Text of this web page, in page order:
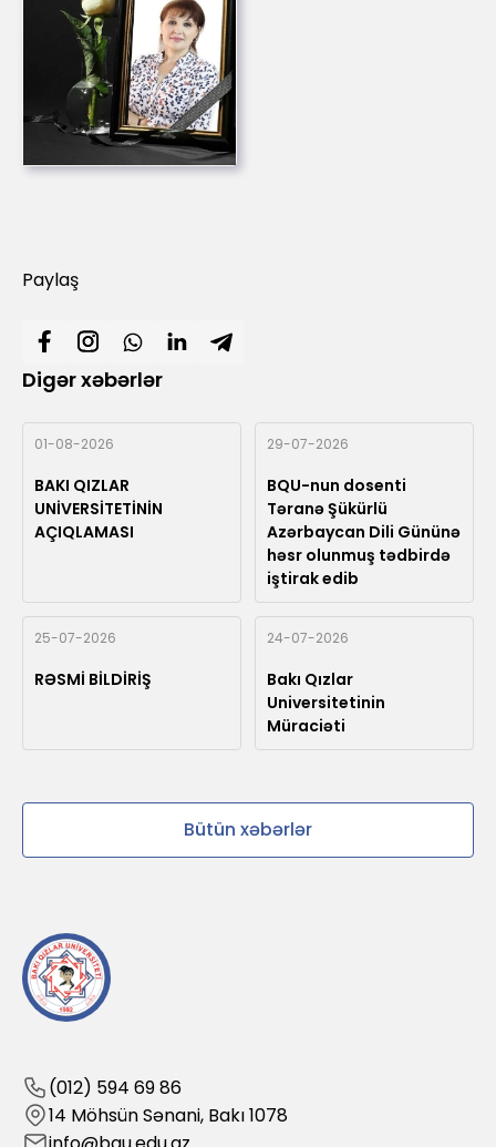
Paylaş
Digər xəbərlər
01-08-2026
BAKI QIZLAR
UNİVERSİTETİNİN
AÇIQLAMASI
29-07-2026
BQU-nun dosenti
Təranə Şükürlü
Azərbaycan Dili Gününə
həsr olunmuş tədbirdə
iştirak edib
25-07-2026
RƏSMİ BİLDİRİŞ
24-07-2026
Bakı Qızlar
Universitetinin
Müraciəti
Bütün xəbərlər
(012) 594 69 86
14 Möhsün Sənani, Bakı 1078